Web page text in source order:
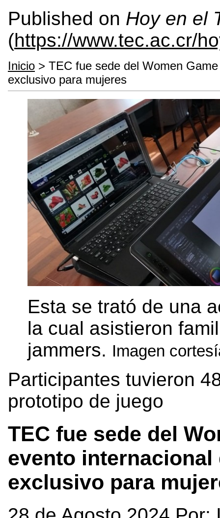
Published on Hoy en el
(https://www.tec.ac.cr/
Inicio > TEC fue sede del Women
exclusivo para mujeres
Esta se trató de una
la cual asistieron
jammers. Imagen
Participantes tuvieron
prototipo de juego
TEC fue sede del
evento
exclusivo para